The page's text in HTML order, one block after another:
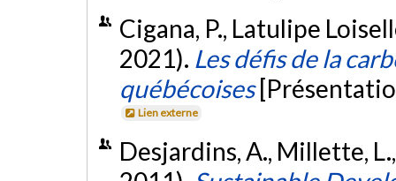
Cigana, P., Latulipe
2021). Les défis de la
québécoises
Lien externe
Desjardins, A., Millette,